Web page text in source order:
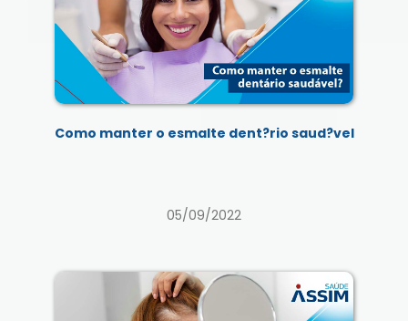
Como manter o esmalte dent?rio saud?vel
05/09/2022